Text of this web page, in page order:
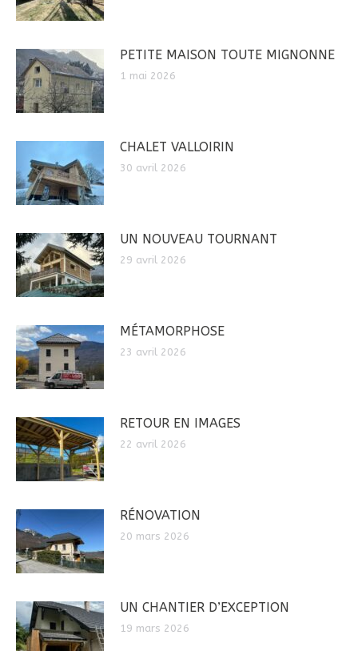
PETITE MAISON TOUTE MIGNONNE
1 mai 2026
CHALET VALLOIRIN
30 avril 2026
UN NOUVEAU TOURNANT
29 avril 2026
MÉTAMORPHOSE
23 avril 2026
RETOUR EN IMAGES
22 avril 2026
RÉNOVATION
20 mars 2026
UN CHANTIER D’EXCEPTION
19 mars 2026